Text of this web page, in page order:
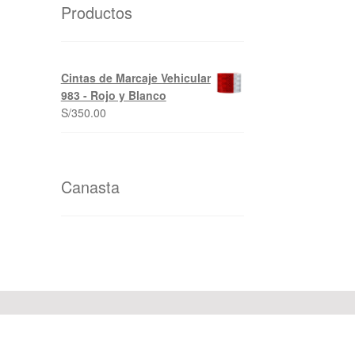
Productos
Cintas de Marcaje Vehicular
983 - Rojo y Blanco
S/350.00
Canasta